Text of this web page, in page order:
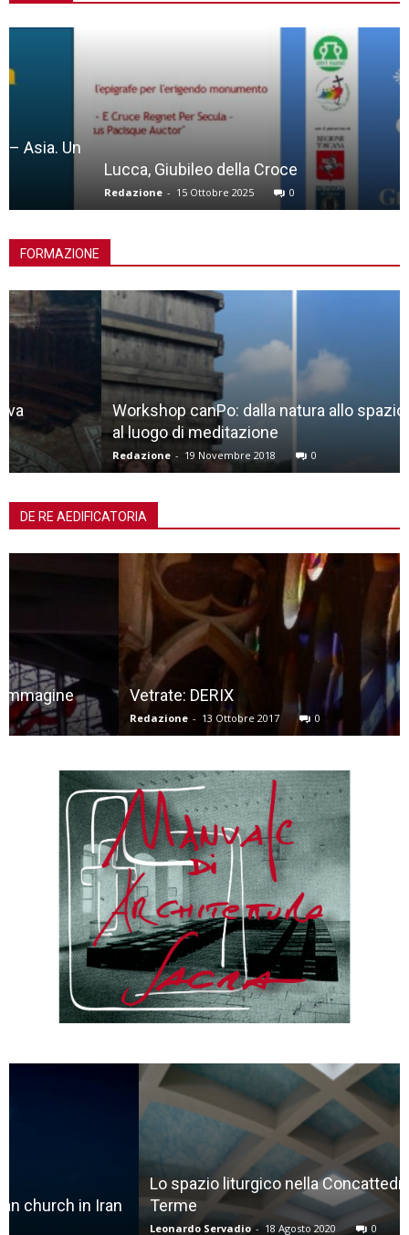
Lucca, Giubileo della Croce
15 Ottobre 2025 0
FORMAZIONE
Workshop canPo: dalla natura allo spazio liminale,
al luogo di meditazione
Redazione 19 Novembre 2018 0
DE RE AEDIFICATORIA
Vetrate: DERIX
Redazione - 13 Ottobre 2017 0
Lo spazio liturgico nella Concattedrale di Lamezia
Terme
18 Agosto 2020 0